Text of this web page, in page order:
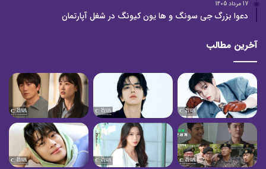
17 مرداد 1405
دعوا بزرگ جی سونگ و ها یون کیونگ در شغل آپارتمان
آخرین مطالب